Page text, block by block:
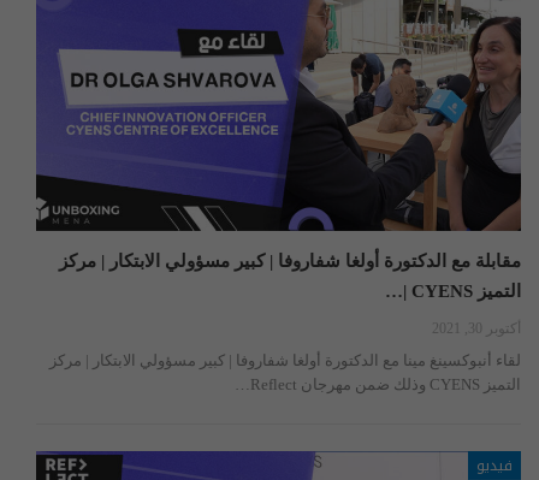
مقابلة مع الدكتورة أولغا شفاروفا | كبير مسؤولي الابتكار | مركز
التميز CYENS |…
أكتوبر 30, 2021
لقاء أنبوكسينغ مينا مع الدكتورة أولغا شفاروفا | كبير مسؤولي الابتكار | مركز
التميز CYENS وذلك ضمن مهرجان Reflect…
فيديو